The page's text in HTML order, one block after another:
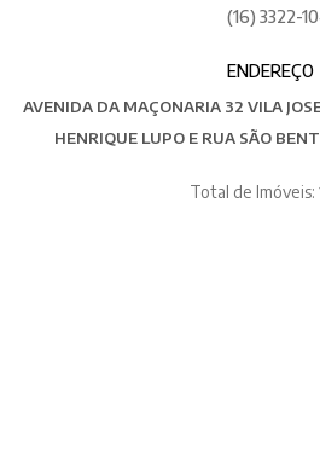
(16) 3322-
ENDEREÇO
AVENIDA DA MAÇONARIA 32 VILA
HENRIQUE LUPO E RUA SÃO
Total de Imóveis: